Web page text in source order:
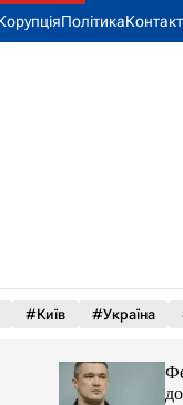
Політика
#Київ #Україна